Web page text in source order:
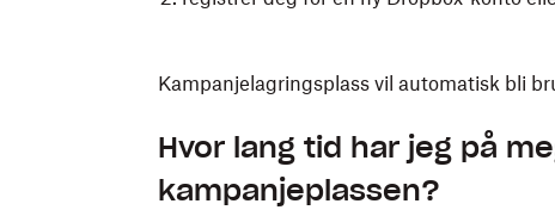
Kampanjelagringsplass vil automatisk bli
Hvor lang tid har jeg på
kampanjeplassen?